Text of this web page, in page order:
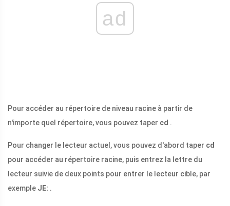
ad
Pour accéder au répertoire de niveau racine à partir de
n'importe quel répertoire, vous pouvez taper cd .
Pour changer le lecteur actuel, vous pouvez d'abord taper cd
pour accéder au répertoire racine, puis entrez la lettre du
lecteur suivie de deux points pour entrer le lecteur cible, par
exemple JE: .